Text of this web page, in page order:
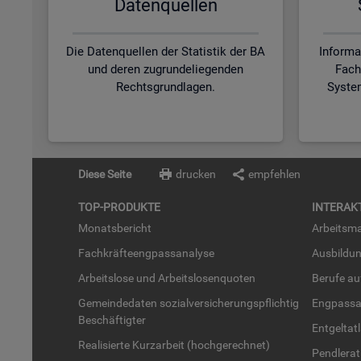
Da­ten­quel­len
Die Datenquellen der Statistik der BA
und deren zugrundeliegenden
Rechtsgrundlagen.
Diese Seite drucken empfehlen
TOP-PRO­DUK­TE
Mo­nats­be­richt
Fach­kräf­te­eng­pass­ana­ly­se
Ar­beits­lo­se und Ar­beits­lo­sen­quo­ten
Ge­mein­de­da­ten so­zi­al­ver­si­che­rungs­pflich­tig
Be­schäf­tig­ter
Rea­li­sier­te Kurz­ar­beit (hoch­ge­rech­net)
Be­ru­fe